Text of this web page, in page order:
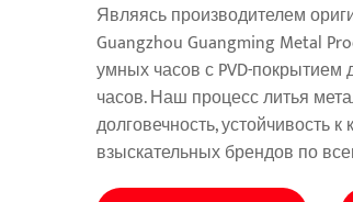
Являясь производителем
Guangzhou Guangming Metal
умных часов с PVD-
часов. Наш процесс литья
долговечность, устойчивость
взыскательных брендов по